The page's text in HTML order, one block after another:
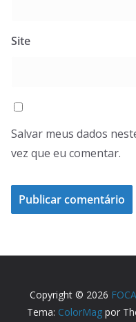
Site
Salvar meus dados
vez que eu comentar.
Copyright © 2026
Tema: ColorMagpor